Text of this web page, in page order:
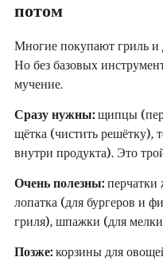
потом
Многие покупают гриль и
Но без базовых
мучение.
Сразу нужны:щипцы
щётка (чистить решётку),
внутри продукта). Это
Очень полезны:перчатки
лопатка (для бургеров и
гриля), шпажки (для
Позже:корзины для